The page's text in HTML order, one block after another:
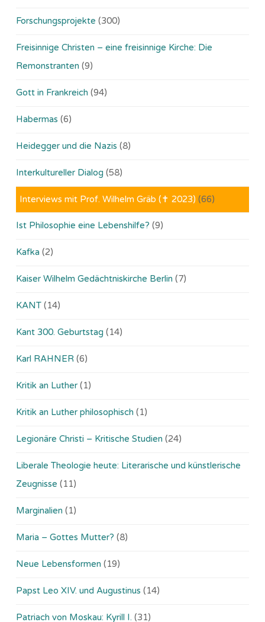
Forschungsprojekte (300)
Freisinnige Christen – eine freisinnige Kirche: Die
Remonstranten (9)
Gott in Frankreich (94)
Habermas (6)
Heidegger und die Nazis (8)
Interkultureller Dialog (58)
Interviews mit Prof. Wilhelm Gräb (✝ 2023) (66)
Ist Philosophie eine Lebenshilfe? (9)
Kafka (2)
Kaiser Wilhelm Gedächtniskirche Berlin (7)
KANT (14)
Kant 300. Geburtstag (14)
Karl RAHNER (6)
Kritik an Luther (1)
Kritik an Luther philosophisch (1)
Legionäre Christi – Kritische Studien (24)
Liberale Theologie heute: Literarische und künstlerische
Zeugnisse (11)
Marginalien (1)
Maria – Gottes Mutter? (8)
Neue Lebensformen (19)
Papst Leo XIV. und Augustinus (14)
Patriach von Moskau: Kyrill I. (31)